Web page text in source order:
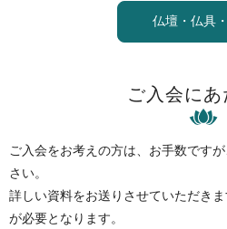
仏壇・仏具
ご入会にあ
ご入会をお考えの方は、お手数です
さい。
詳しい資料をお送りさせていただき
が必要となります。